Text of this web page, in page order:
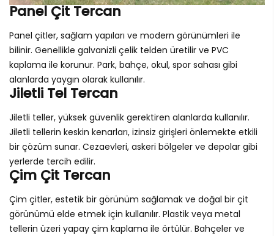
Panel Çit Tercan
Panel çitler, sağlam yapıları ve modern görünümleri ile
bilinir. Genellikle galvanizli çelik telden üretilir ve PVC
kaplama ile korunur. Park, bahçe, okul, spor sahası gibi
alanlarda yaygın olarak kullanılır.
Jiletli Tel Tercan
Jiletli teller, yüksek güvenlik gerektiren alanlarda kullanılır.
Jiletli tellerin keskin kenarları, izinsiz girişleri önlemekte etkili
bir çözüm sunar. Cezaevleri, askeri bölgeler ve depolar gibi
yerlerde tercih edilir.
Çim Çit Tercan
Çim çitler, estetik bir görünüm sağlamak ve doğal bir çit
görünümü elde etmek için kullanılır. Plastik veya metal
tellerin üzeri yapay çim kaplama ile örtülür. Bahçeler ve